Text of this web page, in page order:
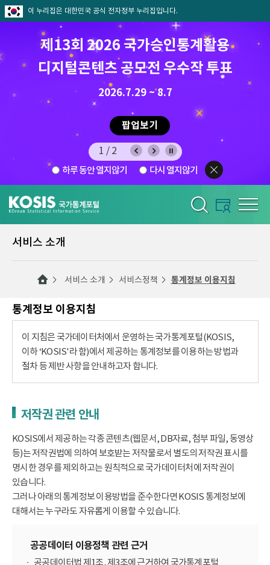
이 누리집은 대한민국 공식 전자정부 누리집입니다.
제13회 2026 국가승인통계활용
디지털콘텐츠 공모전 우수작 투표
2026.7.29 ~ 8.7
팝업보기
8.7.(금) ~ 8.21.(금)
1/2
하루 동안 열지않기 다시 열지않기
서비스 소개
서비스 소개 서비스정책 통계정보 이용지침
통계정보 이용지침
이 지침은 국가데이터처에서 운영하는 국가통계포털(KOSIS,
이하 ‘KOSIS'라 함)에서 제공하는 통계정보를 이용하는 방법과
절차 등 제반 사항을 안내하고자 합니다.
저작권 관련 안내
KOSIS에서 제공하는 각종 콘텐츠(웹문서, DB자료, 첨부 파일, 동영상
등)는 저작권법에 의하여 보호받는 저작물로서 별도의 저작권 표시를
명시한 경우를 제외하고는 원칙적으로 국가데이터처에 저작권이
있습니다.
그러나 아래의 통계정보 이용방법을 준수한다면 KOSIS 통계정보에
대해서는 누구라도 자유롭게 이용할 수 있습니다.
공공데이터 이용정책 관련 근거
공공데이터법 제1조, 제3조에 근거하여 국가통계포털